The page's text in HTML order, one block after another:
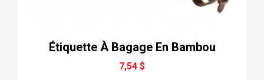
Étiquette À Bagage En Bambou
7,54 $